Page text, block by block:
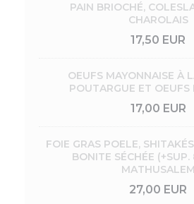
PAIN BRIOCHÉ,
CHAROLAIS
17,50 EUR
OEUFS MAYONNAISE À
POUTARGUE ET OEUFS
17,00 EUR
FOIE GRAS POELE,
BONITE SÉCHÉE
MATHUSALEM
27,00 EUR